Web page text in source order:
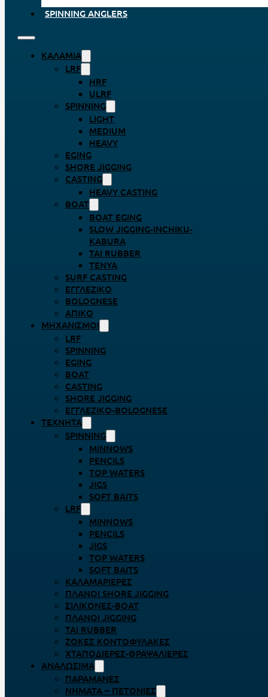
SPINNING ANGLERS
ΚΑΛΆΜΙΑ
LRF
HRF
ULRF
SPINNING
LIGHT
MEDIUM
HEAVY
EGING
SHORE JIGGING
CASTING
HEAVY CASTING
BOAT
BOAT EGING
SLOW JIGGING-INCHIKU-
KABURA
TAI RUBBER
TENYA
SURF CASTING
ΕΓΓΛΈΖΙΚΟ
BOLOGNESE
ΑΠΊΚΟ
ΜΗΧΑΝΙΣΜΟΊ
LRF
SPINNING
EGING
BOAT
CASTING
SHORE JIGGING
ΕΓΓΛΈΖΙΚΟ-BOLOGNESE
ΤΕΧΝΗΤΆ
SPINNING
MINNOWS
PENCILS
TOP WATERS
JIGS
SOFT BAITS
LRF
MINNOWS
PENCILS
JIGS
TOP WATERS
SOFT BAITS
ΚΑΛΑΜΑΡΙΈΡΕΣ
ΠΛΆΝΟΙ SHORE JIGGING
ΣΙΛΙΚΌΝΕΣ-BOAT
ΠΛΆΝΟΙ JIGGING
TAI RUBBER
ΖΌΚΕΣ ΚΟΝΤΟΦΎΛΑΚΕΣ
ΧΤΑΠΟΔΙΈΡΕΣ-ΘΡΑΨΑΛΙΈΡΕΣ
ΑΝΑΛΏΣΙΜΑ
ΠΑΡΑΜΆΝΕΣ
ΝΉΜΑΤΑ – ΠΕΤΟΝΙΈΣ